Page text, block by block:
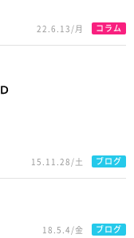
22.6.13/月 コラム
15.11.28/土 ブログ
18.5.4/金 ブログ